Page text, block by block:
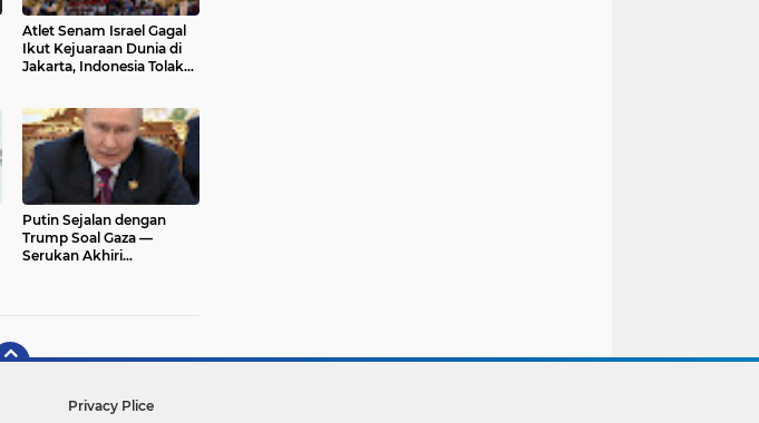
Atlet Senam Israel Gagal
Ikut Kejuaraan Dunia di
Jakarta, Indonesia Tolak
Putin Sejalan dengan
Trump Soal Gaza —
Serukan Akhiri
Privacy Plice